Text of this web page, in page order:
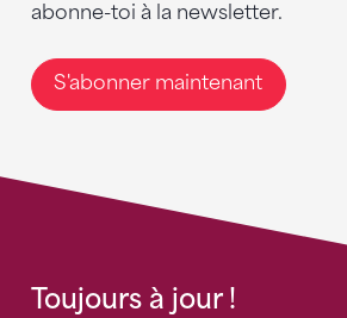
abonne-toi à la newsletter.
S'abonner maintenant
Toujours à jour !